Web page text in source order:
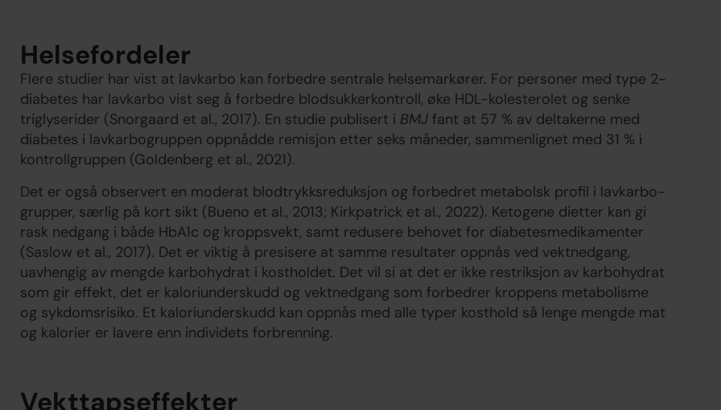
Helsefordeler
Flere studier har vist at lavkarbo kan forbedre sentrale helsemarkører. For personer med type 2-
diabetes har lavkarbo vist seg å forbedre blodsukkerkontroll, øke HDL-kolesterolet og senke
triglyserider (Snorgaard et al., 2017). En studie publisert i BMJ fant at 57 % av deltakerne med
diabetes i lavkarbogruppen oppnådde remisjon etter seks måneder, sammenlignet med 31 % i
kontrollgruppen (Goldenberg et al., 2021).
Det er også observert en moderat blodtrykksreduksjon og forbedret metabolsk profil i lavkarbo-
grupper, særlig på kort sikt (Bueno et al., 2013; Kirkpatrick et al., 2022). Ketogene dietter kan gi
rask nedgang i både HbA1c og kroppsvekt, samt redusere behovet for diabetesmedikamenter
(Saslow et al., 2017). Det er viktig å presisere at samme resultater oppnås ved vektnedgang,
uavhengig av mengde karbohydrat i kostholdet. Det vil si at det er ikke restriksjon av karbohydrat
som gir effekt, det er kaloriunderskudd og vektnedgang som forbedrer kroppens metabolisme
og sykdomsrisiko. Et kaloriunderskudd kan oppnås med alle typer kosthold så lenge mengde mat
og kalorier er lavere enn individets forbrenning.
Vekttapseffekter